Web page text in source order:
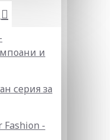
и
серия за
Fashion -